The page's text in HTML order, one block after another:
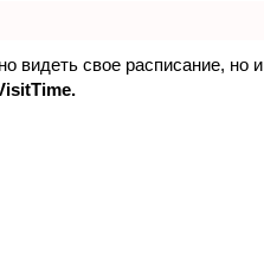
видеть свое расписание, но и